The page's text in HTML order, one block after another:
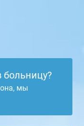
больницу?
мы